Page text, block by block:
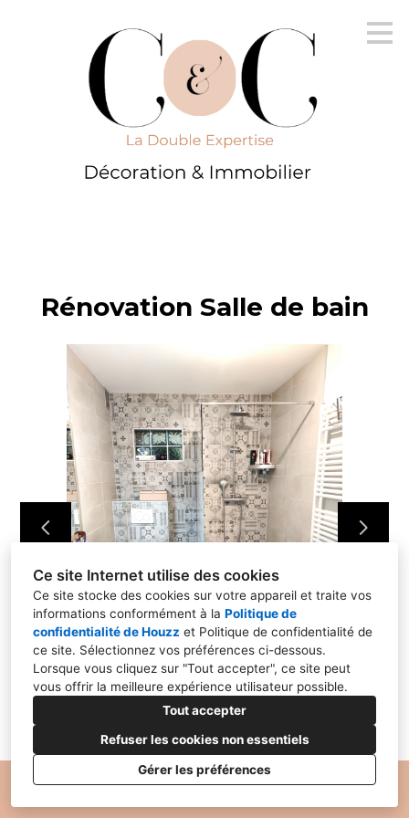
Ce site Internet utilise des cookies
Ce site stocke des cookies sur votre appareil et traite vos
informations conformément à la Politique de
confidentialité de Houzz et Politique de confidentialité de
ce site. Sélectionnez vos préférences ci-dessous.
Lorsque vous cliquez sur "Tout accepter", ce site peut
vous offrir la meilleure expérience utilisateur possible.
Tout accepter
Refuser les cookies non essentiels
Gérer les préférences
IMMOBILIER
HOME STAGING
PROJETS PROS
RÉALISATIONS
CONTACT
Rénovation Salle de bain
Politique de Confidentialité Paramétrage des cookies